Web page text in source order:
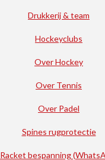
Drukkerij & team
Hockeyclubs
Over Hockey
Over Tennis
Over Padel
Spines rugprotectie
Racket bespanning